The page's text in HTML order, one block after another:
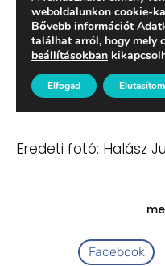
Eredeti fotó: Halász
Facebook